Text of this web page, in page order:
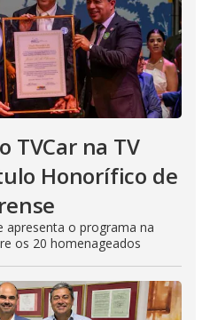
TVCar na TV
Honorífico de
apresenta o programa na
os 20 homenageados